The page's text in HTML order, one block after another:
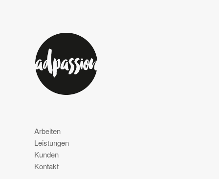
Arbeiten
Leistungen
Kunden
Kontakt